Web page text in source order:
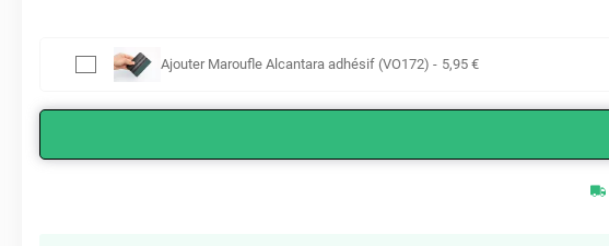
Ajouter Maroufle Alcantara adhésif (VO172) - 5,95 €